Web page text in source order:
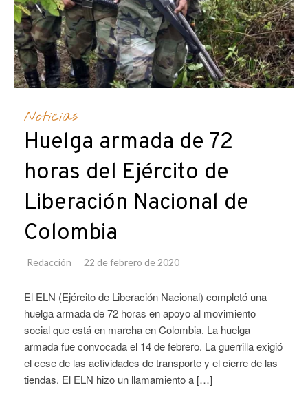
Noticias
Huelga armada de 72
horas del Ejército de
Liberación Nacional de
Colombia
Redacción 22 de febrero de 2020
El ELN (Ejército de Liberación Nacional) completó una
huelga armada de 72 horas en apoyo al movimiento
social que está en marcha en Colombia. La huelga
armada fue convocada el 14 de febrero. La guerrilla exigió
el cese de las actividades de transporte y el cierre de las
tiendas. El ELN hizo un llamamiento a […]